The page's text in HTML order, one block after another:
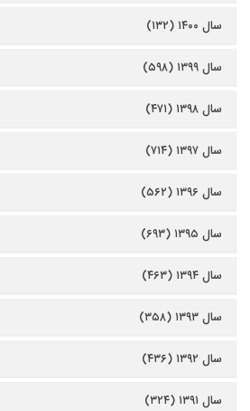
سال ۱۴۰۰ (۱۳۲)
سال ۱۳۹۹ (۵۹۸)
سال ۱۳۹۸ (۴۷۱)
سال ۱۳۹۷ (۷۱۴)
سال ۱۳۹۶ (۵۶۲)
سال ۱۳۹۵ (۶۹۳)
سال ۱۳۹۴ (۴۶۳)
سال ۱۳۹۳ (۳۵۸)
سال ۱۳۹۲ (۴۳۶)
سال ۱۳۹۱ (۳۲۴)